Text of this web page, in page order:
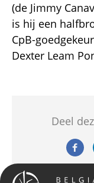
(de Jimmy
is hij een
CpB-
Dexter Leam
Deel